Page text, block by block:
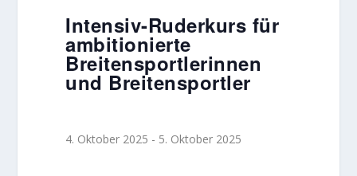
Intensiv-Ruderkurs für
ambitionierte
Breitensportlerinnen
und Breitensportler
4. Oktober 2025 - 5. Oktober 2025